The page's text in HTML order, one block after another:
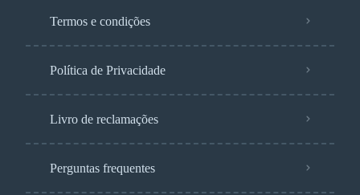
Termos e condições
Política de Privacidade
Livro de reclamações
Perguntas frequentes